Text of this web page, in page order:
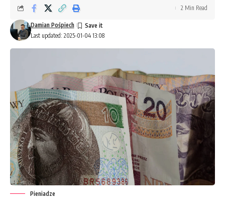
Last updated: 2025-01-04 13:08
Damian Pośpiech
2 Min Read
Pieniadze